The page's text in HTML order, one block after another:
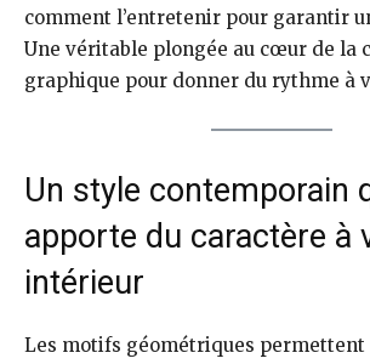
comment l’entretenir pour garantir
Une véritable plongée au cœur de la
graphique pour donner du rythme à
Un style contemporain
apporte du caractère à
intérieur
Les motifs géométriques permettent